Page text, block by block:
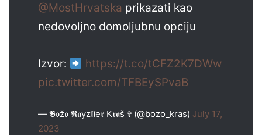
@MostHrvatska prikazati kao
nedovoljno domoljubnu opciju
Izvor:
https://t.co/tCFZ2K7DWw
pic.twitter.com/TFBEySPvaB
— 𝕭𝖔ž𝖔 𝕽𝖆yz𝖑𝖑e𝖗 K𝖗𝖆š ✞ (@bozo_kras) July 17,
2023